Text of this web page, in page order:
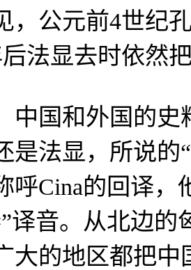
，公元前4世纪
法显去时依然
国和外国的史
是法显，所说
呼Cina的回译，
译音。从北边
大的地区都把中